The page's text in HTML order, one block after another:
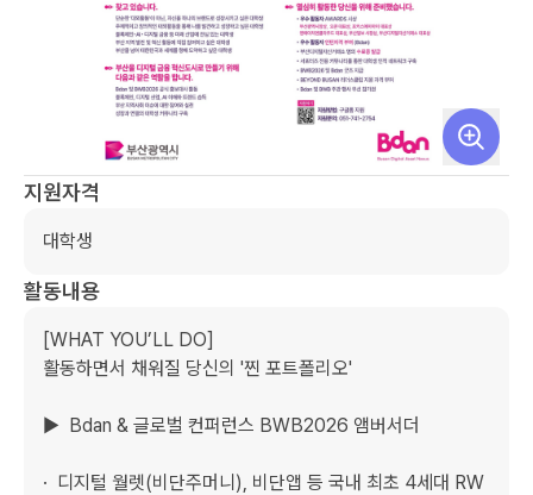
지원자격
대학생
활동내용
[WHAT YOU’LL DO]
활동하면서 채워질 당신의 '찐 포트폴리오'
▶  Bdan & 글로벌 컨퍼런스 BWB2026 앰버서더
·  디지털 월렛(비단주머니), 비단앱 등 국내 최초 4세대 RW